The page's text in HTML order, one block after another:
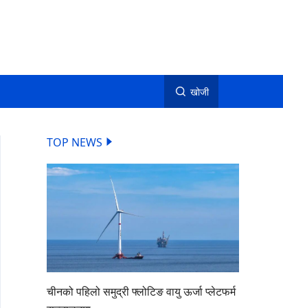
खोजी
TOP NEWS
चीनको पहिलो समुद्री फ्लोटिङ वायु ऊर्जा प्लेटफर्म